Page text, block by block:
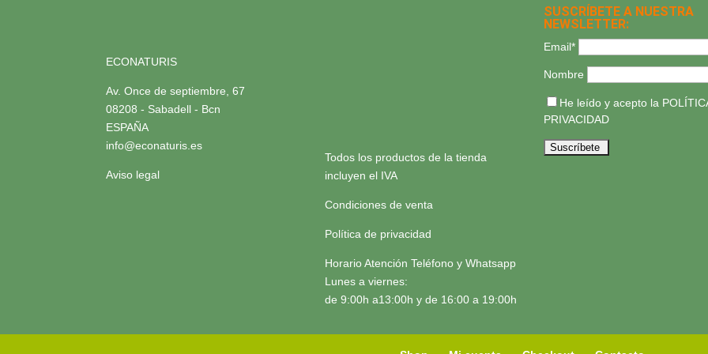
ECONATURIS
Av. Once de septiembre, 67
08208 - Sabadell - Bcn
ESPAÑA
info@econaturis.es
Aviso legal
Todos los productos de la tienda
incluyen el IVA
Condiciones de venta
Política de privacidad
Horario Atención Teléfono y Whatsapp
Lunes a viernes:
de 9:00h a13:00h y de 16:00 a 19:00h
SUSCRÍBETE A NUESTRA
NEWSLETTER:
Email*
Nombre
He leído y acepto la
PRIVACIDAD